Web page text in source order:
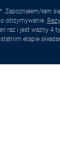
łam
otrzymywanie.
raz i jest ważny 4
etapie